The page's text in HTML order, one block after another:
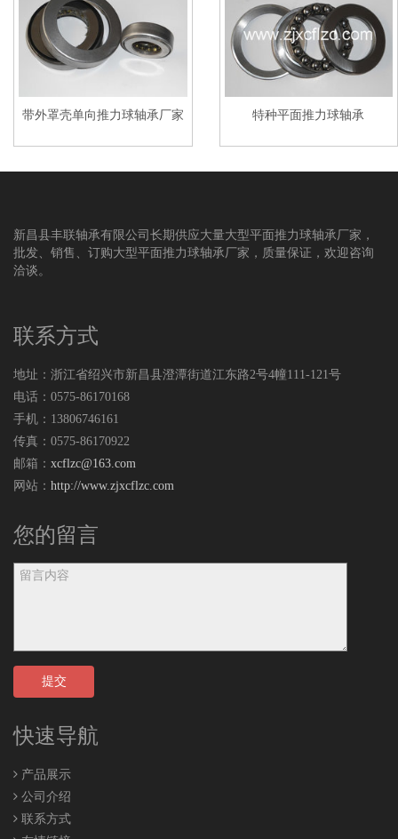
带外罩壳单向推力球轴承厂家 特种平面推力球轴承
新昌县丰联轴承有限公司长期供应大量大型平面推力球轴承厂家，
批发、销售、订购大型平面推力球轴承厂家，质量保证，欢迎咨询
洽谈。
联系方式
地址：浙江省绍兴市新昌县澄潭街道江东路2号4幢111-121号
电话：0575-86170168
手机：13806746161
传真：0575-86170922
邮箱： xcflzc@163.com
网站： http://www.zjxcflzc.com
您的留言
提交
快速导航
产品展示
公司介绍
联系方式